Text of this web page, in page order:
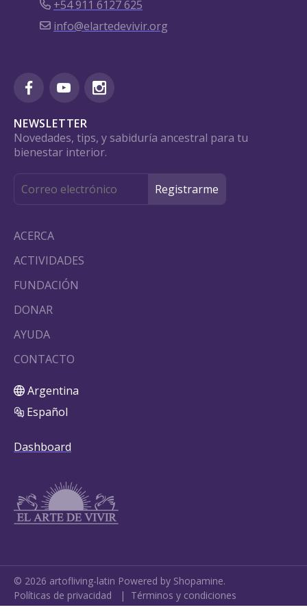
+54 911 6127 625
info@elartedevivir.org
NEWSLETTER
Novedades, tips, y sabiduría ancestral para tu
bienestar interior.
ACERCA
ACTIVIDADES
FUNDACIÓN
DONAR
AYUDA
CONTACTO
Argentina
Español
Dashboard
© 2026 artofliving-latin Powered by Shopamine.
Políticas de privacidad | Términos y condiciones
Cookie Settings•My Data